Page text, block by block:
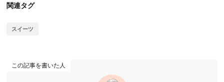
関連タグ
スイーツ
この記事を書いた人